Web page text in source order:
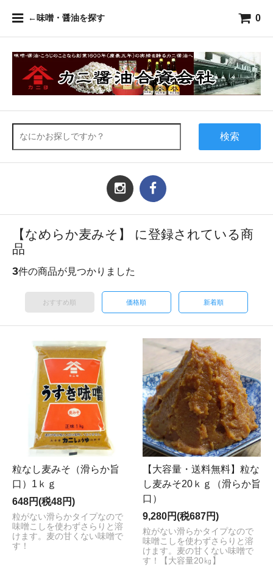
←味噌・醤油を探す 0
検索
【なめらか麦みそ】 に登録されている商
品
3件の商品が見つかりました
おすすめ順 価格順 新着順
粒なし麦みそ（滑らか旨
口）1ｋｇ
648円(税48円)
粒がない滑らかタイプなので
味噌こしを使わずさらりと溶
けます。麦の甘くない味噌で
す！
【大容量・送料無料】粒な
し麦みそ20ｋｇ（滑らか旨
口）
9,280円(税687円)
粒がない滑らかタイプなので
味噌こしを使わずさらりと溶
けます。麦の甘くない味噌で
す！【大容量20㎏】